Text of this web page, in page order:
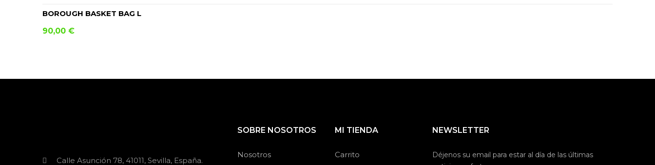
BOROUGH BASKET BAG L
90,00 €
Calle Asunción 78, 41011, Sevilla, España.
SOBRE NOSOTROS
Nosotros
MI TIENDA
Carrito
NEWSLETTER
Déjenos su email para estar al día de las últimas